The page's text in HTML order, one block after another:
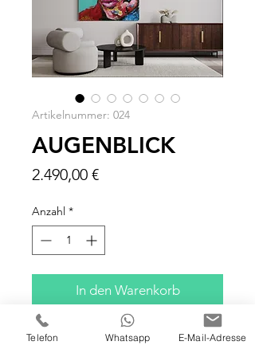
Artikelnummer: 024
AUGENBLICK
2.490,00 €Preis
Anzahl *
In den Warenkorb
ÖL I ACRYL AUF LEINWAND
Telefon Whatsapp E-Mail-Adresse